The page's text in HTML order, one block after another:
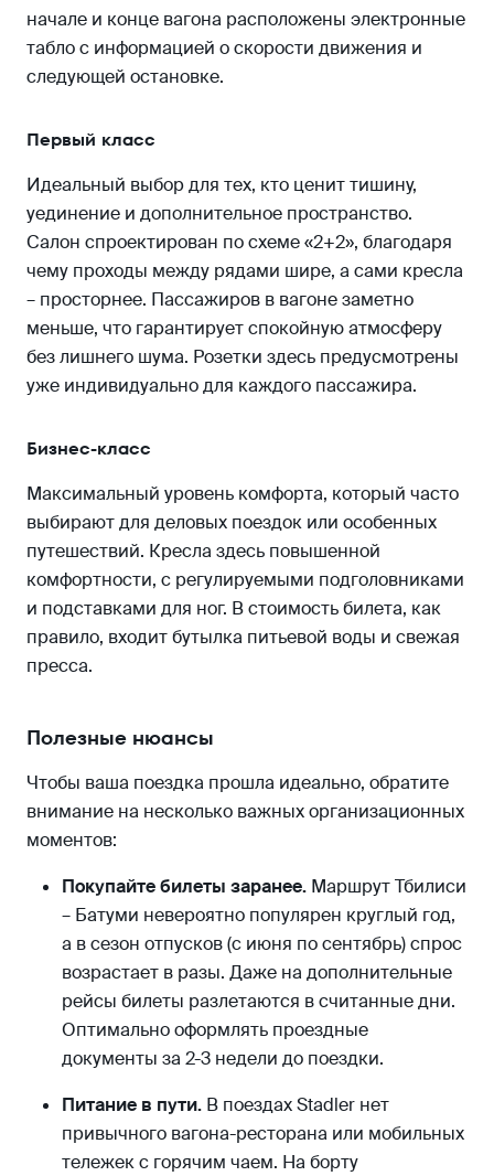
начале и конце вагона расположены электронные
табло с информацией о скорости движения и
следующей остановке.
Первый класс
Идеальный выбор для тех, кто ценит тишину,
уединение и дополнительное пространство.
Салон спроектирован по схеме «2+2», благодаря
чему проходы между рядами шире, а сами кресла
– просторнее. Пассажиров в вагоне заметно
меньше, что гарантирует спокойную атмосферу
без лишнего шума. Розетки здесь предусмотрены
уже индивидуально для каждого пассажира.
Бизнес-класс
Максимальный уровень комфорта, который часто
выбирают для деловых поездок или особенных
путешествий. Кресла здесь повышенной
комфортности, с регулируемыми подголовниками
и подставками для ног. В стоимость билета, как
правило, входит бутылка питьевой воды и свежая
пресса.
Полезные нюансы
Чтобы ваша поездка прошла идеально, обратите
внимание на несколько важных организационных
моментов:
Покупайте билеты заранее. Маршрут Тбилиси
– Батуми невероятно популярен круглый год,
а в сезон отпусков (с июня по сентябрь) спрос
возрастает в разы. Даже на дополнительные
рейсы билеты разлетаются в считанные дни.
Оптимально оформлять проездные
документы за 2-3 недели до поездки.
Питание в пути. В поездах Stadler нет
привычного вагона-ресторана или мобильных
тележек с горячим чаем. На борту